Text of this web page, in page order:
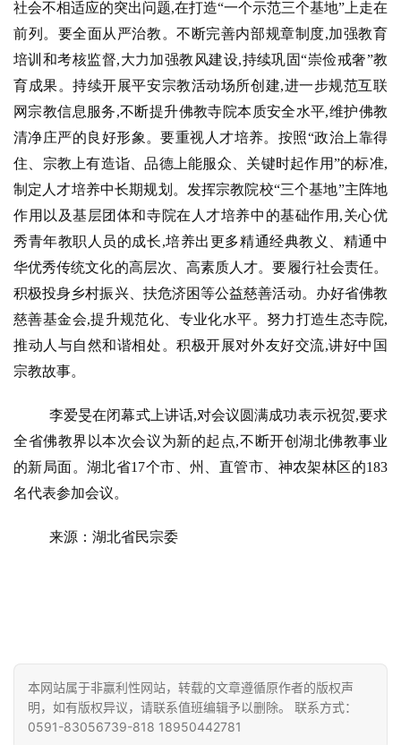
资
讯
八
点
僧
音
高
僧
访
谈
心
乐
菩
提
佛
社会不相适应的突出问题,在打造“一个示范三个基地”上走在
前列。要全面从严治教。不断完善内部规章制度,加强教育
培训和考核监督,大力加强教风建设,持续巩固“崇俭戒奢”教
育成果。持续开展平安宗教活动场所创建,进一步规范互联
网宗教信息服务,不断提升佛教寺院本质安全水平,维护佛教
清净庄严的良好形象。要重视人才培养。按照“政治上靠得
住、宗教上有造诣、品德上能服众、关键时起作用”的标准,
制定人才培养中长期规划。发挥宗教院校“三个基地”主阵地
作用以及基层团体和寺院在人才培养中的基础作用,关心优
秀青年教职人员的成长,培养出更多精通经典教义、精通中
华优秀传统文化的高层次、高素质人才。要履行社会责任。
积极投身乡村振兴、扶危济困等公益慈善活动。办好省佛教
慈善基金会,提升规范化、专业化水平。努力打造生态寺院,
推动人与自然和谐相处。积极开展对外友好交流,讲好中国
宗教故事。
李爱旻在闭幕式上讲话,对会议圆满成功表示祝贺,要求
全省佛教界以本次会议为新的起点,不断开创湖北佛教事业
的新局面。湖北省17个市、州、直管市、神农架林区的183
名代表参加会议。
来源：湖北省民宗委
本网站属于非赢利性网站，转载的文章遵循原作者的版权声
明，如有版权异议，请联系值班编辑予以删除。 联系方式：
0591-83056739-818 18950442781